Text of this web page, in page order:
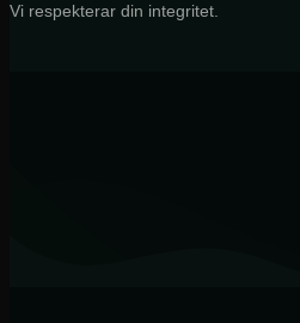
Vi respekterar din integritet.